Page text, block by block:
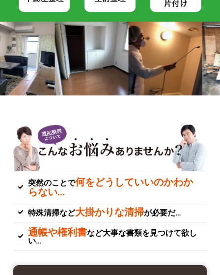
突然のことで何をどうしていいのかわか
らない…
特殊清掃など大掛かりな清掃が必要だ…
通帳や権利書など大事な書類を見つけて欲し
い…